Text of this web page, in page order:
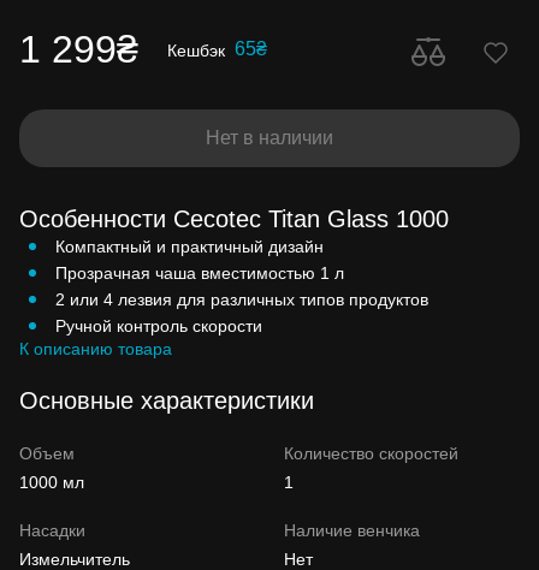
1 299₴ Кешбэк 65₴
Нет в наличии
Особенности Cecotec Titan Glass 1000
Компактный и практичный дизайн
Прозрачная чаша вместимостью 1 л
2 или 4 лезвия для различных типов продуктов
Ручной контроль скорости
К описанию товара
Основные характеристики
Объем
1000 мл
Количество скоростей
1
Насадки
Измельчитель
Наличие венчика
Нет